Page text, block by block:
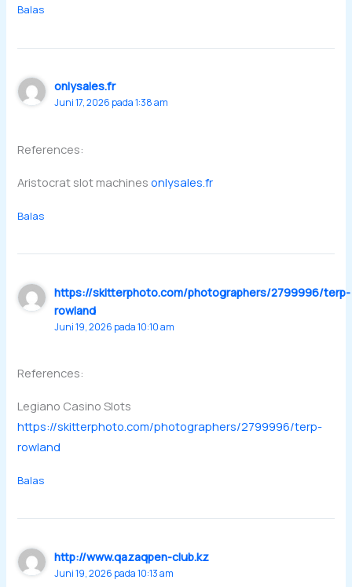
Balas
onlysales.fr
Juni 17, 2026 pada 1:38 am
References:
Aristocrat slot machinesonlysales.fr
Balas
https://skitterphoto.com/photographers/2799996/terp-
rowland
Juni 19, 2026 pada 10:10 am
References:
Legiano Casino Slots
https://skitterphoto.com/photographers/2799996/terp-
rowland
Balas
http://www.qazaqpen-club.kz
Juni 19, 2026 pada 10:13 am